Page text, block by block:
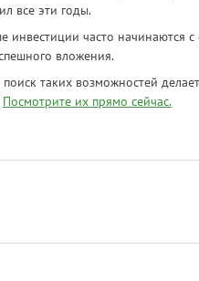
все эти годы.
часто начинаются
вложения.
таких возможностей
Посмотрите их прямо сейчас.